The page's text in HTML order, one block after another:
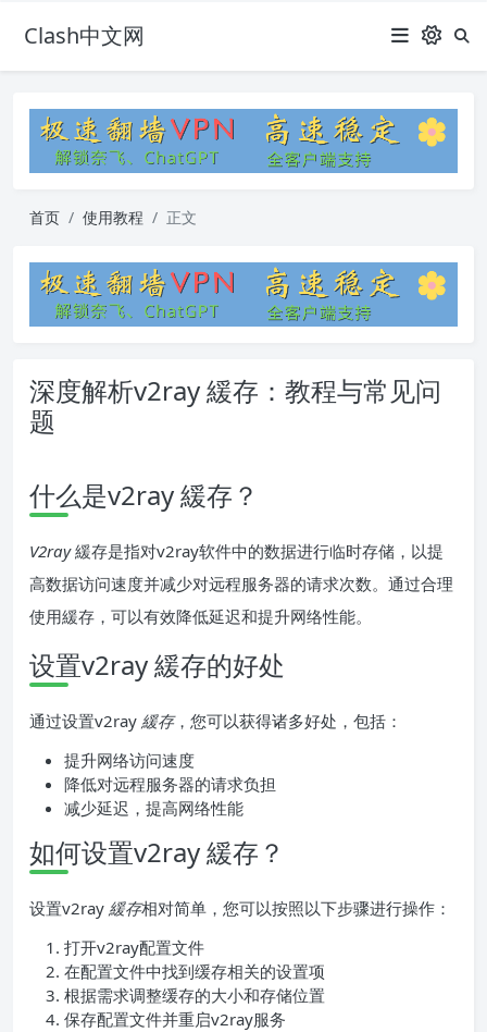
Clash中文网
首页 使用教程 正文
深度解析v2ray 緩存：教程与常见问
题
什么是v2ray 緩存？
V2ray緩存是指对v2ray软件中的数据进行临时存储，以提
高数据访问速度并减少对远程服务器的请求次数。通过合理
使用緩存，可以有效降低延迟和提升网络性能。
设置v2ray 緩存的好处
通过设置v2ray 緩存，您可以获得诸多好处，包括：
提升网络访问速度
降低对远程服务器的请求负担
减少延迟，提高网络性能
如何设置v2ray 緩存？
设置v2ray 緩存相对简单，您可以按照以下步骤进行操作：
打开v2ray配置文件
在配置文件中找到缓存相关的设置项
根据需求调整缓存的大小和存储位置
保存配置文件并重启v2ray服务